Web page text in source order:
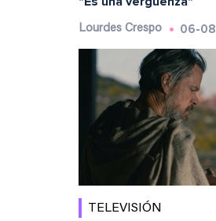
Lourdes Crespo 06-
TELEVISIÓN